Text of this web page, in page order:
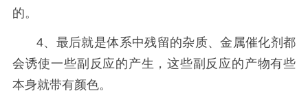
的。
4、最后就是体系中残留的杂质、金属催化剂都
会诱使一些副反应的产生，这些副反应的产物有些
本身就带有颜色。